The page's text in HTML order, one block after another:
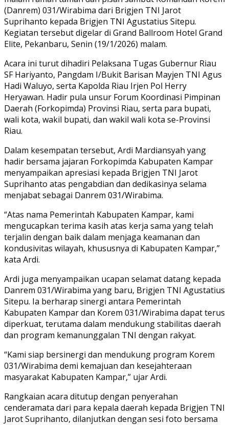
(Danrem) 031/Wirabima dari Brigjen TNI Jarot
Suprihanto kepada Brigjen TNI Agustatius Sitepu.
Kegiatan tersebut digelar di Grand Ballroom Hotel Grand
Elite, Pekanbaru, Senin (19/1/2026) malam.
Acara ini turut dihadiri Pelaksana Tugas Gubernur Riau
SF Hariyanto, Pangdam I/Bukit Barisan Mayjen TNI Agus
Hadi Waluyo, serta Kapolda Riau Irjen Pol Herry
Heryawan. Hadir pula unsur Forum Koordinasi Pimpinan
Daerah (Forkopimda) Provinsi Riau, serta para bupati,
wali kota, wakil bupati, dan wakil wali kota se-Provinsi
Riau.
Dalam kesempatan tersebut, Ardi Mardiansyah yang
hadir bersama jajaran Forkopimda Kabupaten Kampar
menyampaikan apresiasi kepada Brigjen TNI Jarot
Suprihanto atas pengabdian dan dedikasinya selama
menjabat sebagai Danrem 031/Wirabima.
“Atas nama Pemerintah Kabupaten Kampar, kami
mengucapkan terima kasih atas kerja sama yang telah
terjalin dengan baik dalam menjaga keamanan dan
kondusivitas wilayah, khususnya di Kabupaten Kampar,”
kata Ardi.
Ardi juga menyampaikan ucapan selamat datang kepada
Danrem 031/Wirabima yang baru, Brigjen TNI Agustatius
Sitepu. Ia berharap sinergi antara Pemerintah
Kabupaten Kampar dan Korem 031/Wirabima dapat terus
diperkuat, terutama dalam mendukung stabilitas daerah
dan program kemanunggalan TNI dengan rakyat.
“Kami siap bersinergi dan mendukung program Korem
031/Wirabima demi kemajuan dan kesejahteraan
masyarakat Kabupaten Kampar,” ujar Ardi.
Rangkaian acara ditutup dengan penyerahan
cenderamata dari para kepala daerah kepada Brigjen TNI
Jarot Suprihanto, dilanjutkan dengan sesi foto bersama